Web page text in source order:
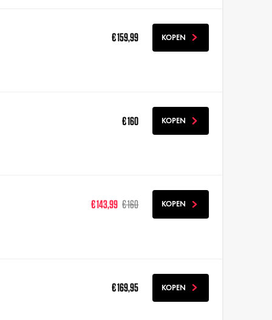
€ 159,99 KOPEN
€ 160 KOPEN
€ 143,99 € 160 KOPEN
€ 169,95 KOPEN